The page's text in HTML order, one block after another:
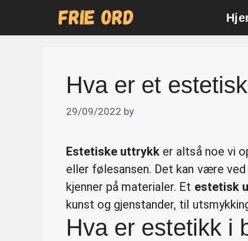
Hva er et
29/09/2022 by
Estetiske uttrykk er altså noe vi
eller følesansen. Det kan være
kjenner på materialer. Et estetisk
kunst og gjenstander, til
Hva er estetikk i